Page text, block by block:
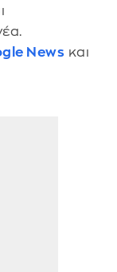
News και